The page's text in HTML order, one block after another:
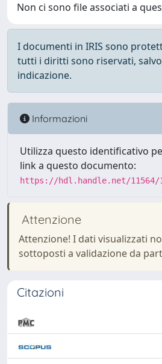
Non ci sono file associati a
I documenti in IRIS sono
tutti i diritti sono riservati,
indicazione.
Informazioni
Utilizza questo identificativo
link a questo documento:
https://hdl.handle.net/11564/
Attenzione
Attenzione! I dati visualizzati
sottoposti a validazione da
Citazioni